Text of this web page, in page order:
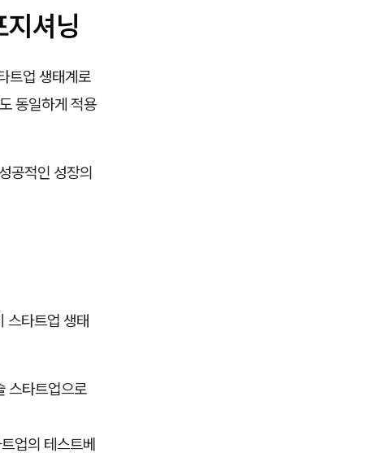
셔닝
트업 생태계로
동일하게 적용
공적인 성장의
스타트업 생태
스타트업으로
업의 테스트베